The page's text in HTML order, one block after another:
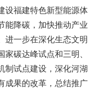
设福建特色新型能源体
能降碳，加快推动产业
进一步在深化生态文明
碳达峰试点和三明、
制试点建设，深化河湖
成果的改革，总结推广